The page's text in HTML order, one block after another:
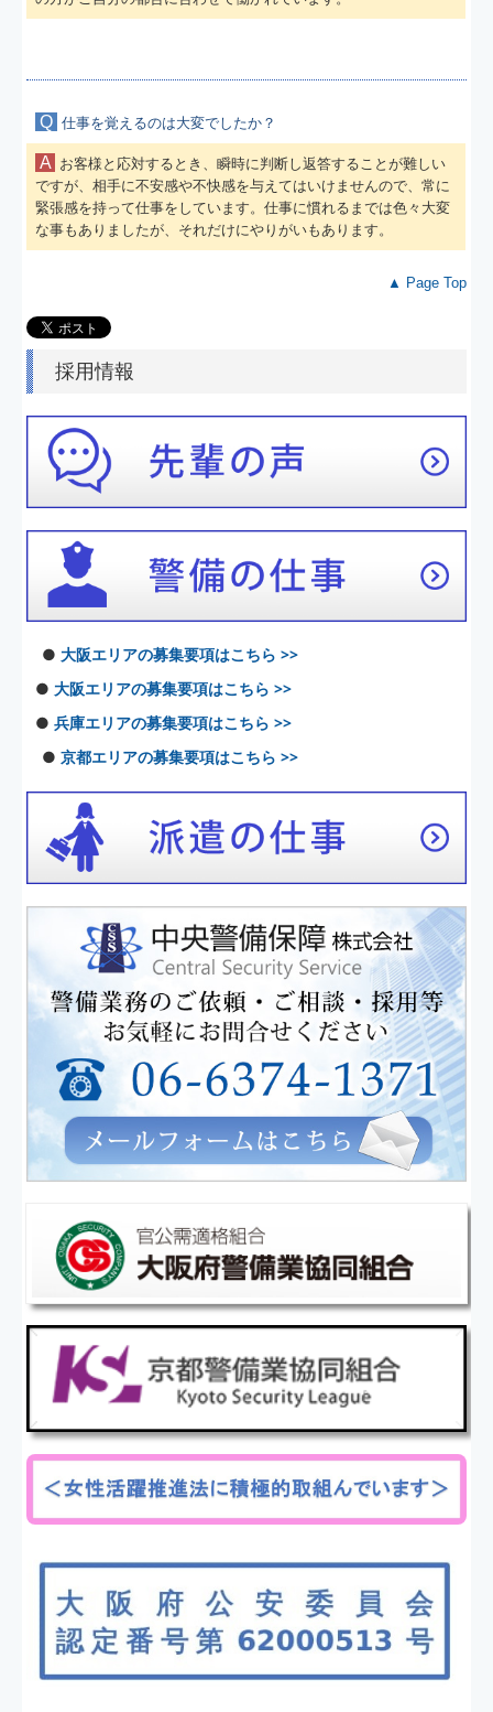
Q 仕事を覚えるのは大変でしたか？
A お客様と応対するとき、瞬時に判断し返答することが難しい
ですが、相手に不安感や不快感を与えてはいけませんので、常に
緊張感を持って仕事をしています。仕事に慣れるまでは色々大変
な事もありましたが、それだけにやりがいもあります。
▲ Page Top
採用情報
●大阪エリアの募集要項はこちら >>
●大阪エリアの募集要項はこちら >>
●兵庫エリアの募集要項はこちら >>
●京都エリアの募集要項はこちら >>